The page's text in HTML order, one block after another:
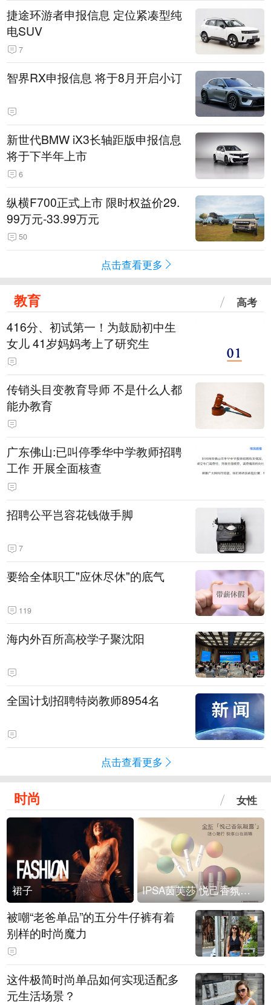
捷途环游者申报信息 定位紧凑型纯
电SUV
7
智界RX申报信息 将于8月开启小订
新世代BMW iX3长轴距版申报信息
将于下半年上市
6
纵横F700正式上市 限时权益价29.
99万元-33.99万元
50
点击查看更多
教育 高考
416分、初试第一！为鼓励初中生
女儿 41岁妈妈考上了研究生
传销头目变教育导师 不是什么人都
能办教育
广东佛山:已叫停季华中学教师招聘
工作 开展全面核查
招聘公平岂容花钱做手脚
7
要给全体职工"应休尽休"的底气
119
海内外百所高校学子聚沈阳
全国计划招聘特岗教师8954名
点击查看更多
时尚 女性
裙子 IPSA茵芙莎 悦己香氛凝露上市
被嘲“老爸单品”的五分牛仔裤有着
别样的时尚魔力
这件极简时尚单品如何实现适配多
元生活场景？